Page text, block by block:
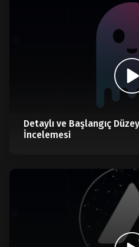
Detaylı ve Başlangıç
İncelemesi